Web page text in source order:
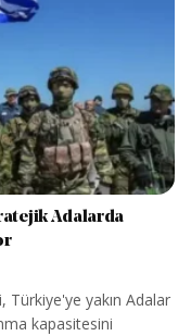
Adalarda
Türkiye'ye yakın Adalar
kapasitesini